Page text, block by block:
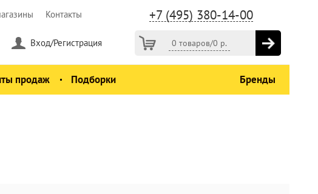
+7 (495) 380-14-00
Контакты
0 товаров/0 р.
Вход/Регистрация
продаж Подборки Бренды